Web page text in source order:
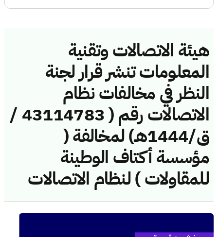
هيئة الاتصالات وتقنية
المعلومات تنشر قرار لجنة
النظر في مخالفات نظام
الاتصالات رقم ( 43114783 /
ق/1444هـ) لمخالفة (
مؤسسة أكتاف الوطينة
للمقاولات ) لنظام الاتصالات